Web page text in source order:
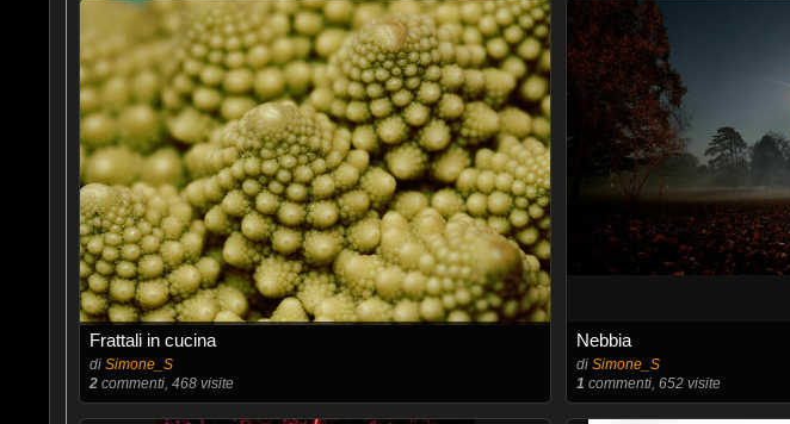
Frattali in cucina
di Simone_S
2commenti, 468 visite
Nebbia
di Simone_S
1 commenti, 652 visite